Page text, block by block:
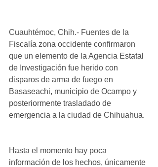
Cuauhtémoc, Chih.- Fuentes de la
Fiscalía zona occidente confirmaron
que un elemento de la Agencia Estatal
de Investigación fue herido con
disparos de arma de fuego en
Basaseachi, municipio de Ocampo y
posteriormente trasladado de
emergencia a la ciudad de Chihuahua.
Hasta el momento hay poca
información de los hechos, únicamente